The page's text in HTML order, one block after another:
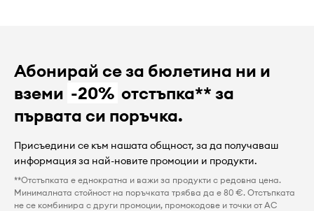
Абонирай се за бюлетина ни и
вземи -20% отстъпка** за
първата си поръчка.
Присъедини се към нашата общност, за да получаваш
информация за най-новите промоции и продукти.
**Отстъпката е еднократна и важи за продукти с редовна цена.
Минималната стойност на поръчката трябва да е 80 €. Отстъпката
не се комбинира с други промоции, промокодове и точки от AC